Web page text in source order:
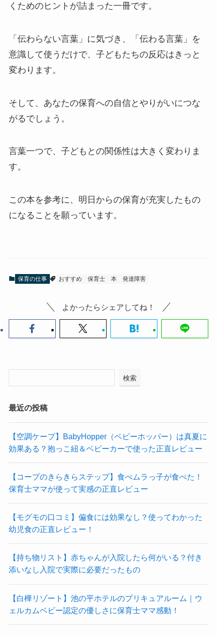
くためのヒントが詰まった一冊です。
「伝わらない言葉」に気づき、「伝わる言葉」を
意識して使うだけで、子どもたちの反応はきっと
変わります。
そして、あなたの保育への自信とやりがいにつな
がるでしょう。
言葉一つで、子どもとの関係性は大きく変わりま
す。
この本を参考に、明日からの保育が充実したもの
になることを願っています。
保育の仕事 おすすめ 保育士 本 発達障害
よかったらシェアしてね！
検索
最近の投稿
【空調ケープ】BabyHopper（ベビーホッパー）は真夏に
効果ある？抱っこ紐＆ベビーカーで使った正直レビュー
【コープのきらきらステップ】食べムラっ子が食べた！
保育士ママが使って実感の正直レビュー
【モグモの口コミ】偏食には効果なし？使ってわかった
幼児食の正直レビュー！
【持ち物リスト】赤ちゃんが入院したら何がいる？付き
添いなし入院で実際に必要だったもの
【白樺リゾート】池の平ホテルのプリキュアルーム｜ウ
ェルカムベビー認定の優しさに保育士ママ感動！